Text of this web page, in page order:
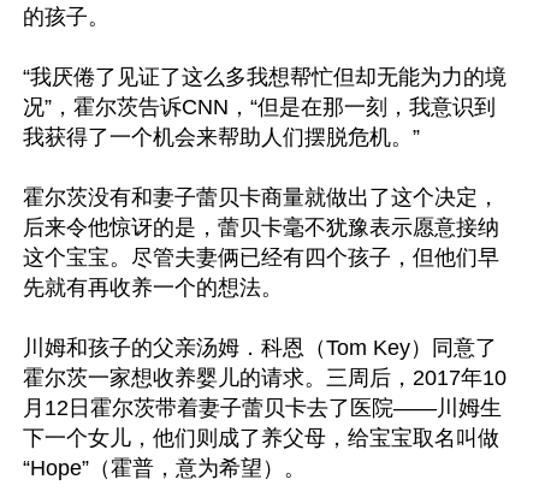
的孩子。
“我厌倦了见证了这么多我想帮忙但却无能为力的境
况”，霍尔茨告诉CNN，“但是在那一刻，我意识到
我获得了一个机会来帮助人们摆脱危机。”
霍尔茨没有和妻子蕾贝卡商量就做出了这个决定，
后来令他惊讶的是，蕾贝卡毫不犹豫表示愿意接纳
这个宝宝。尽管夫妻俩已经有四个孩子，但他们早
先就有再收养一个的想法。
川姆和孩子的父亲汤姆．科恩（Tom Key）同意了
霍尔茨一家想收养婴儿的请求。三周后，2017年10
月12日霍尔茨带着妻子蕾贝卡去了医院——川姆生
下一个女儿，他们则成了养父母，给宝宝取名叫做
“Hope”（霍普，意为希望）。